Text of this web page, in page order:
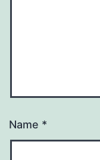
Name *